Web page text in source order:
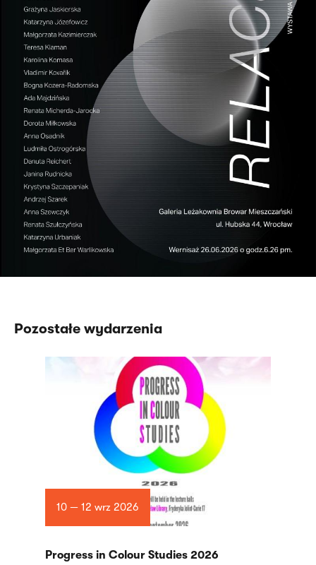
Pozostałe wydarzenia
10 — 12 wrz 2026
Progress in Colour Studies 2026